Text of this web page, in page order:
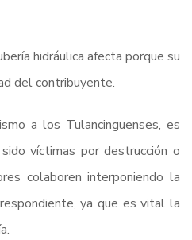
hidráulica afecta porque su
del contribuyente.
a los Tulancinguenses, es
víctimas por destrucción o
colaboren interponiendo la
ya que es vital la